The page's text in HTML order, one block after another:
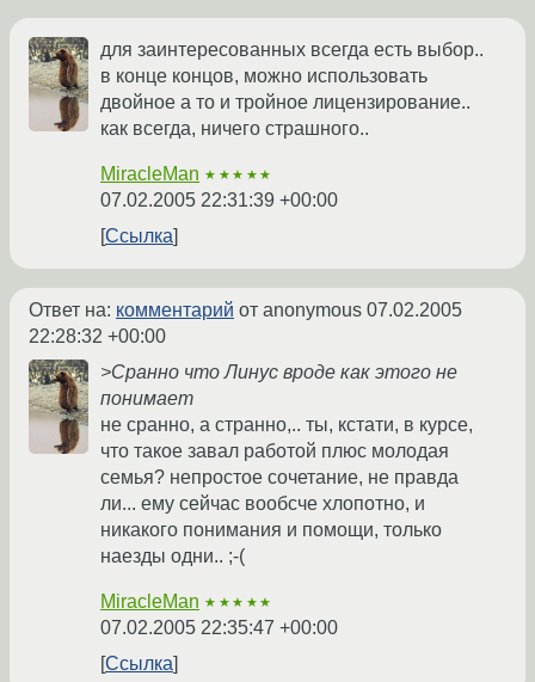
для заинтересованных всегда есть выбор..
в конце концов, можно использовать
двойное а то и тройное лицензирование..
как всегда, ничего страшного..
MiracleMan ★★★★★
07.02.2005 22:31:39 +00:00
Ссылка
Ответ на: комментарий от anonymous 07.02.2005
22:28:32 +00:00
>Сранно что Линус вроде как этого не
понимает
не сранно, а странно,.. ты, кстати, в курсе,
что такое завал работой плюс молодая
семья? непростое сочетание, не правда
ли... ему сейчас вообсче хлопотно, и
никакого понимания и помощи, только
наезды одни.. ;-(
MiracleMan ★★★★★
07.02.2005 22:35:47 +00:00
Ссылка